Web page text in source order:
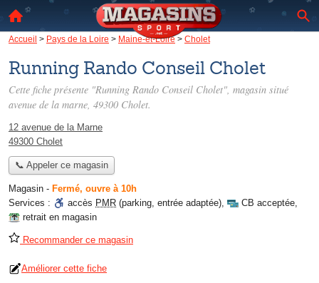
Accueil > Pays de la Loire > Maine-et-Loire> Cholet
Running Rando Conseil Cholet
Cette fiche présente "Running Rando Conseil Cholet", magasin situé
avenue de la marne, 49300 Cholet.
12 avenue de la Marne
49300 Cholet
📞 Appeler ce magasin
Magasin - Fermé, ouvre à 10h
Services :
accès PMR (parking, entrée adaptée), CB acceptée,
retrait en magasin
Recommander ce magasin
Améliorer cette fiche